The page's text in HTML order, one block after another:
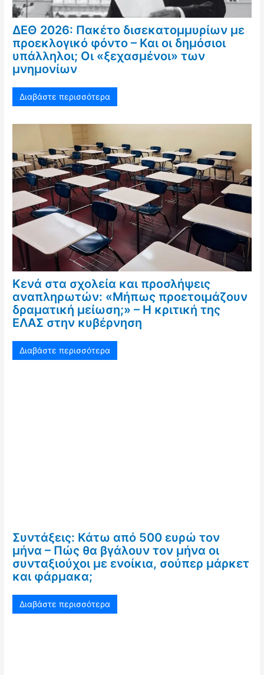
ΔΕΘ 2026: Πακέτο δισεκατομμυρίων με
προεκλογικό φόντο – Και οι δημόσιοι
υπάλληλοι; Οι «ξεχασμένοι» των
μνημονίων
Διαβάστε περισσότερα
Κενά στα σχολεία και προσλήψεις
αναπληρωτών: «Μήπως προετοιμάζουν
δραματική μείωση;» – Η κριτική της
ΕΛΑΣ στην κυβέρνηση
Διαβάστε περισσότερα
Συντάξεις: Κάτω από 500 ευρώ τον
μήνα – Πώς θα βγάλουν τον μήνα οι
συνταξιούχοι με ενοίκια, σούπερ μάρκετ
και φάρμακα;
Διαβάστε περισσότερα